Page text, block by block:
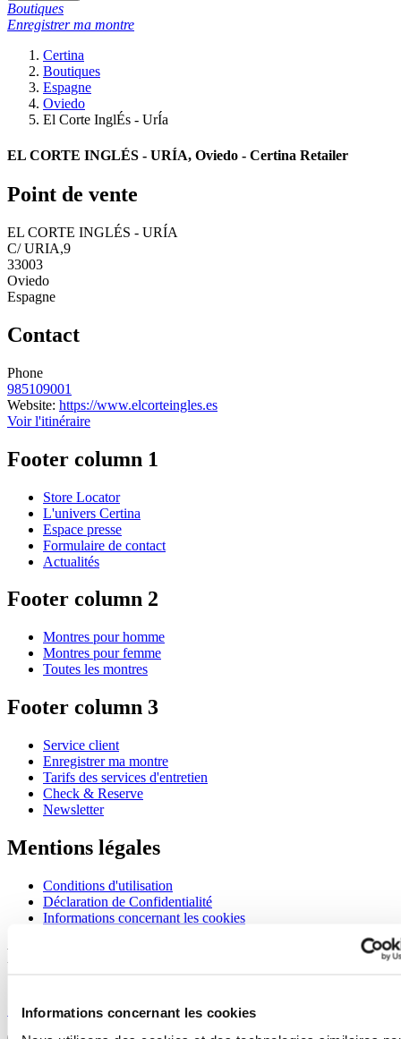
Informations concernant les cookies
Boutiques
Enregistrer ma montre
Certina
Boutiques
Espagne
Oviedo
El Corte InglÉs - UrÍa
EL CORTE INGLÉS - URÍA, Oviedo - Certina Retailer
Point de vente
EL CORTE INGLÉS - URÍA
C/ URIA,9
33003
Oviedo
Espagne
Contact
Phone
985109001
Website: https://www.elcorteingles.es
Voir l'itinéraire
Footer column 1
Store Locator
L'univers Certina
Espace presse
Formulaire de contact
Actualités
Footer column 2
Montres pour homme
Montres pour femme
Toutes les montres
Footer column 3
Service client
Enregistrer ma montre
Tarifs des services d'entretien
Check & Reserve
Newsletter
Mentions légales
Conditions d'utilisation
Déclaration de Confidentialité
Informations concernant les cookies
Rejoignez le club CERTINA
S'inscrire